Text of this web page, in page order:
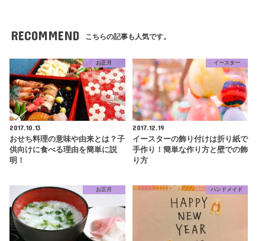
RECOMMEND こちらの記事も人気です。
お正月
2017.10.13
おせち料理の意味や由来とは？子
供向けに食べる理由を簡単に説
明！
イースター
2017.12.19
イースターの飾り付けは折り紙で
手作り！簡単な作り方と壁での飾
り方
お正月 ハンドメイド